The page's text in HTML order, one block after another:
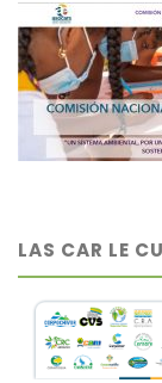
LAS CAR LE